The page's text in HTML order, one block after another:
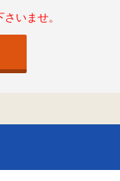
いませ。